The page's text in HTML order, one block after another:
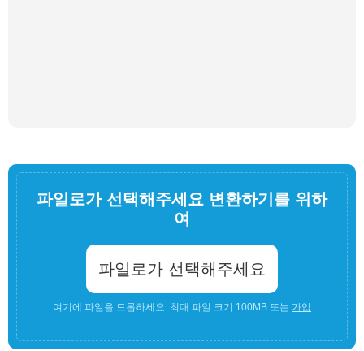
파일로가 선택해주세요 변환하기를 위하
여
파일로가 선택해주세요
여기에 파일을 드롭하세요. 최대 파일 크기 100MB 또는 가입